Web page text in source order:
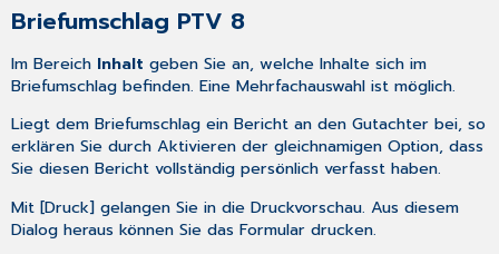
Briefumschlag PTV 8
Im Bereich Inhalt geben Sie an, welche Inhalte sich im
Briefumschlag befinden. Eine Mehrfachauswahl ist möglich.
Liegt dem Briefumschlag ein Bericht an den Gutachter bei, so
erklären Sie durch Aktivieren der gleichnamigen Option, dass
Sie diesen Bericht vollständig persönlich verfasst haben.
Mit [Druck] gelangen Sie in die Druckvorschau. Aus diesem
Dialog heraus können Sie das Formular drucken.